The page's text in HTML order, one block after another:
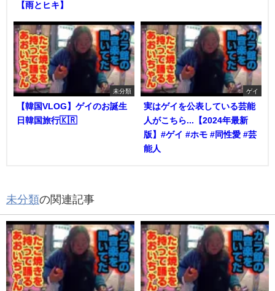
【雨とヒキ】
未分類
【韓国VLOG】ゲイのお誕生
日韓国旅行🇰🇷
ゲイ
実はゲイを公表している芸能
人がこちら...【2024年最新
版】#ゲイ #ホモ #同性愛 #芸
能人
未分類の関連記事